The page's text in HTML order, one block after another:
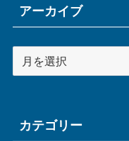
アーカイブ
ー
ブカテゴリー